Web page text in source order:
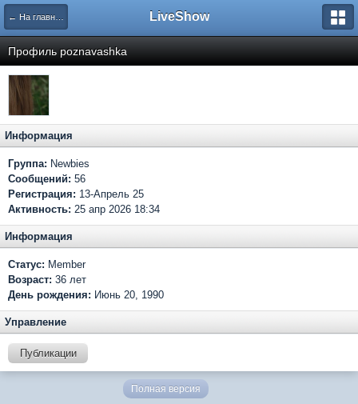
← На главную LiveShow
Профиль poznavashka
Информация
Группа: Newbies
Сообщений: 56
Регистрация: 13-Апрель 25
Активность: 25 апр 2026 18:34
Информация
Статус: Member
Возраст: 36 лет
День рождения: Июнь 20, 1990
Управление
Публикации
Полная версия